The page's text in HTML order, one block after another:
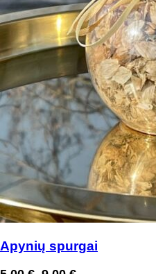
Apynių spurgai